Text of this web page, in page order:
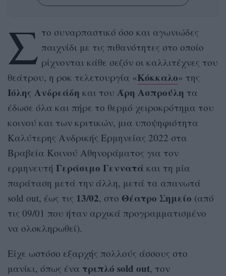
Σ το συναρπαστικό όσο και αγωνιώδες
παιχνίδι με τις πιθανότητες στο οποίο
ρίχνονται κάθε σεζόν οι καλλιτέχνες του
θεάτρου, η ροκ τελετουργία «Κόκκαλο» της
Ιόλης Ανδρεάδη και του Άρη Ασπρούλη τα
έδωσε όλα και πήρε το θερμό χειροκρότημα του
κοινού και των κριτικών, μια υποψηφιότητα
Καλύτερης Ανδρικής Ερμηνείας 2022 στα
Βραβεία Κοινού Αθηνοράματος για τον
ερμηνευτή Γεράσιμο Γεννατά και τη μία
παράταση μετά την άλλη, μετά τα απανωτά
sold out, έως τις 13/02, στο Θέατρο Σημείο (από
τις 09/01 που ήταν αρχικά προγραμματισμένο
να ολοκληρωθεί).
Είχε ωστόσο εξαρχής πολλούς άσσους στο
μανίκι, όπως ένα τριπλό sold out, τον